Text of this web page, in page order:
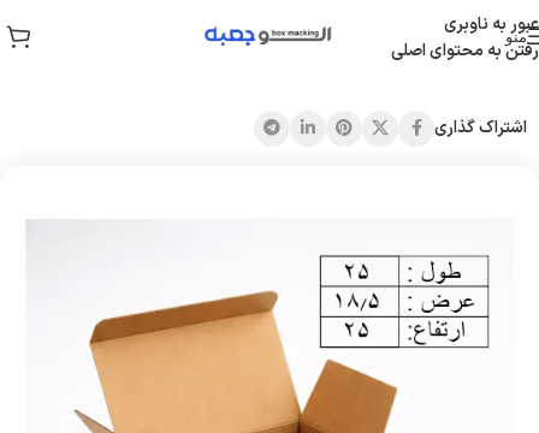
عبور به ناوبری
رفتن به محتوای اصلی
منو
خانه/جعبه قفلی
اشتراک گذاری